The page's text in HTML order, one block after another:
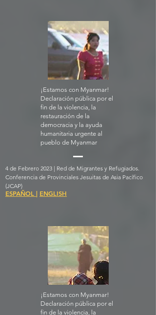
¡Estamos con Myanmar!
Declaración pública por el
fin de la violencia, la
restauración de la
democracia y la ayuda
humanitaria urgente al
pueblo de Myanmar
4 de Febrero 2023 | Red de Migrantes y Refugiados.
Conferencia de Provinciales Jesuitas de Asia Pacífico
(JCAP)
ESPAÑOL | ENGLISH
¡Estamos con Myanmar!
Declaración pública por el
fin de la violencia, la